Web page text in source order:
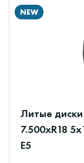
NEW
Литые диски
7.500xR18
E5